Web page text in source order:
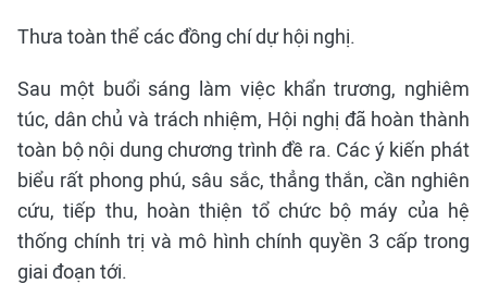
Thưa toàn thể các đồng chí dự hội nghị.
Sau một buổi sáng làm việc khẩn trương, nghiêm
túc, dân chủ và trách nhiệm, Hội nghị đã hoàn thành
toàn bộ nội dung chương trình đề ra. Các ý kiến phát
biểu rất phong phú, sâu sắc, thẳng thắn, cần nghiên
cứu, tiếp thu, hoàn thiện tổ chức bộ máy của hệ
thống chính trị và mô hình chính quyền 3 cấp trong
giai đoạn tới.